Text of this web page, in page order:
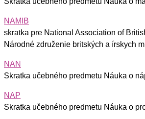
NAMIB
skratka pre National Association of
Národné združenie britských a írskych
NAN
Skratka učebného predmetu Náuka o
NAP
Skratka učebného predmetu Náuka o